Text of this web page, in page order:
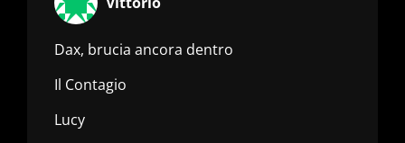
Dax, brucia ancora dentro
Il Contagio
Lucy